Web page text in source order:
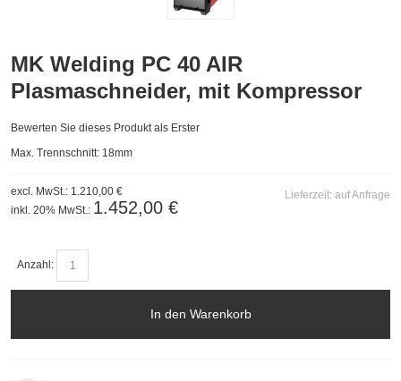
MK Welding PC 40 AIR
Plasmaschneider, mit Kompressor
Bewerten Sie dieses Produkt als Erster
Max. Trennschnitt: 18mm
Lieferzeit: auf Anfrage
excl. MwSt.: 1.210,00 €
inkl. 20% MwSt.: 1.452,00 €
Anzahl:
In den Warenkorb